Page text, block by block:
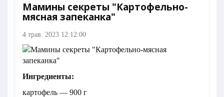
Мамины секреты "Картофельно-
мясная запеканка"
4 трав. 2023 12:12:00
Ингредиенты:
картофель — 900 г